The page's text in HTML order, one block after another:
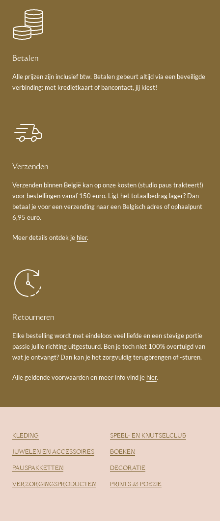
Betalen
Alle prijzen zijn inclusief btw. Betalen gebeurt altijd via een beveiligde
verbinding: met kredietkaart of bancontact, jij kiest!
Verzenden
Verzenden binnen België kan op onze kosten (studio paus trakteert!)
voor bestellingen vanaf 150 euro. Ligt het totaalbedrag lager? Dan
betaal je voor een verzending naar een Belgisch adres of ophaalpunt
6,95 euro.
Meer details ontdek je hier.
Retourneren
Elke bestelling wordt met eindeloos veel liefde en een stevige portie
passie jullie richting uitgestuurd. Ben je toch niet 100% overtuigd van
wat je ontvangt? Dan kan je het zorgvuldig terugbrengen of -sturen.
Alle geldende voorwaarden en meer info vind je hier.
KLEDING
JUWELEN EN ACCESSOIRES
PAUSPAKKETTEN
VERZORGINGSPRODUCTEN
SPEEL- EN KNUTSELCLUB
BOEKEN
DECORATIE
PRINTS & POËZIE